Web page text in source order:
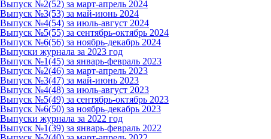
Выпуск №2(52) за март-апрель 2024
Выпуск №3(53) за май-июнь 2024
Выпуск №4(54) за июль-август 2024
Выпуск №5(55) за сентябрь-октябрь 2024
Выпуск №6(56) за ноябрь-декабрь 2024
Выпуски журнала за 2023 год
Выпуск №1(45) за январь-февраль 2023
Выпуск №2(46) за март-апрель 2023
Выпуск №3(47) за май-июнь 2023
Выпуск №4(48) за июль-август 2023
Выпуск №5(49) за сентябрь-октябрь 2023
Выпуск №6(50) за ноябрь-декабрь 2023
Выпуски журнала за 2022 год
Выпуск №1(39) за январь-февраль 2022